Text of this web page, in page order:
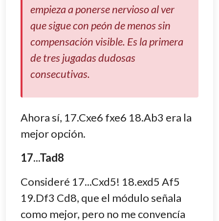
empieza a ponerse nervioso al ver
que sigue con peón de menos sin
compensación visible. Es la primera
de tres jugadas dudosas
consecutivas.
Ahora sí, 17.Cxe6 fxe6 18.Ab3 era la
mejor opción.
17...Tad8
Consideré 17...Cxd5! 18.exd5 Af5
19.Df3 Cd8, que el módulo señala
como mejor, pero no me convencía